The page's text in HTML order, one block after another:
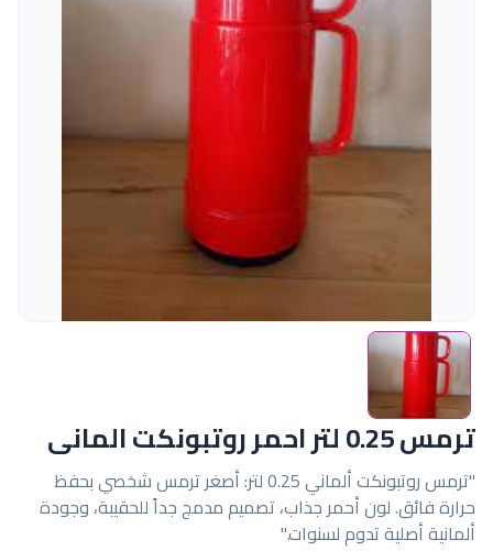
ترمس 0.25 لتر احمر روتبونكت المانى
"ترمس روتبونكت ألماني 0.25 لتر: أصغر ترمس شخصي بحفظ
حرارة فائق. لون أحمر جذاب، تصميم مدمج جداً للحقيبة، وجودة
ألمانية أصلية تدوم لسنوات."